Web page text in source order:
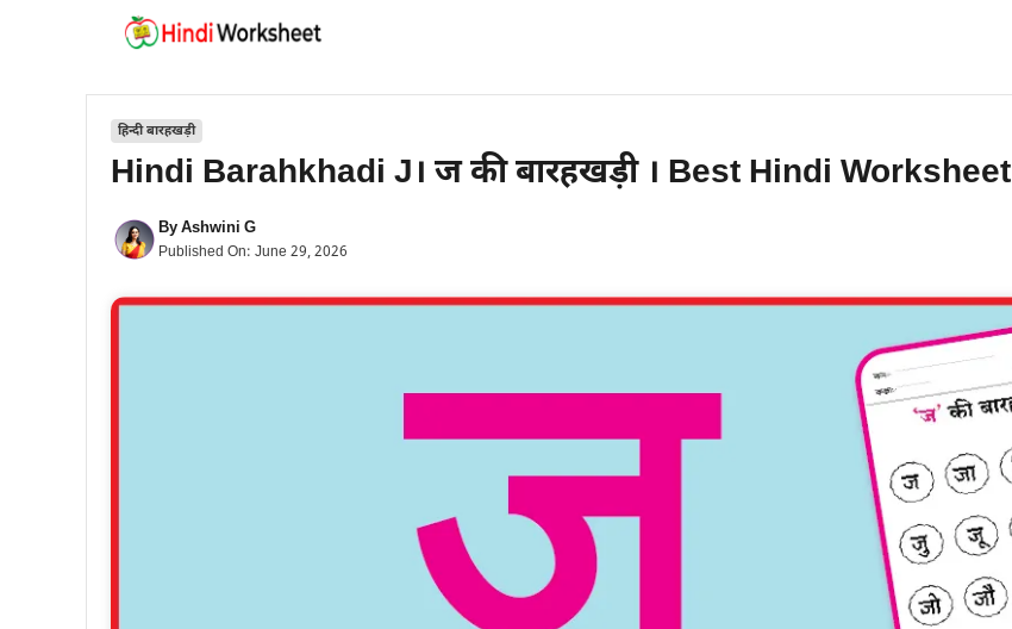
हिन्दी बारहखड़ी
Hindi Barahkhadi J। ज की बारहखड़ी । Best Hindi Worksheet
ByAshwini G
Published On: June 29, 2026